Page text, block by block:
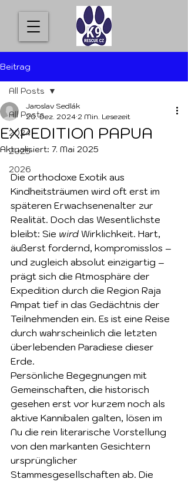
Beitrag
All Posts
2024
2025
2026
All Posts
EXPEDITION PAPUA
Jaroslav Sedlák
20. Dez. 2024 2 Min. Lesezeit
Aktualisiert: 7. Mai 2025
Die orthodoxe Exotik aus
Kindheitsträumen wird oft erst im
späteren Erwachsenenalter zur
Realität. Doch das Wesentlichste
bleibt: Sie wird Wirklichkeit. Hart,
äußerst fordernd, kompromisslos –
und zugleich absolut einzigartig –
prägt sich die Atmosphäre der
Expedition durch die Region Raja
Ampat tief in das Gedächtnis der
Teilnehmenden ein. Es ist eine Reise
durch wahrscheinlich die letzten
überlebenden Paradiese dieser
Erde.
Persönliche Begegnungen mit
Gemeinschaften, die historisch
gesehen erst vor kurzem noch als
aktive Kannibalen galten, lösen im
Nu die rein literarische Vorstellung
von den markanten Gesichtern
ursprünglicher
Stammesgesellschaften ab. Die